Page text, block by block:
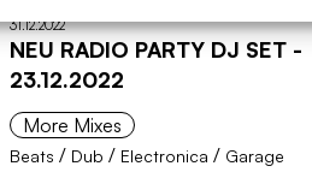
31.12.2022
NEU RADIO PARTY DJ SET -
23.12.2022
More Mixes
Beats / Dub / Electronica / Garage